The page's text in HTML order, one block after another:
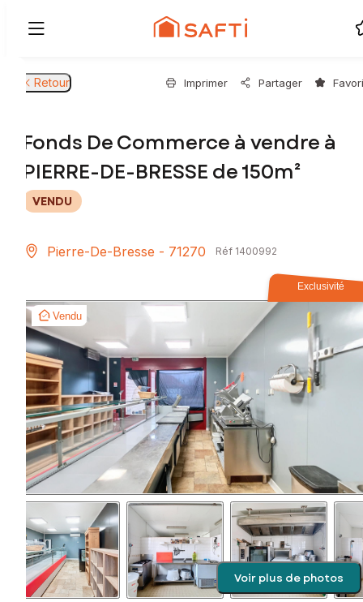
Retour Imprimer Partager
Fonds De Commerce à vendre à
PIERRE-DE-BRESSE de 150m²
VENDU
Pierre-De-Bresse - 71270 Réf 1400992
Exclusivité
Vendu
Voir plus de photos